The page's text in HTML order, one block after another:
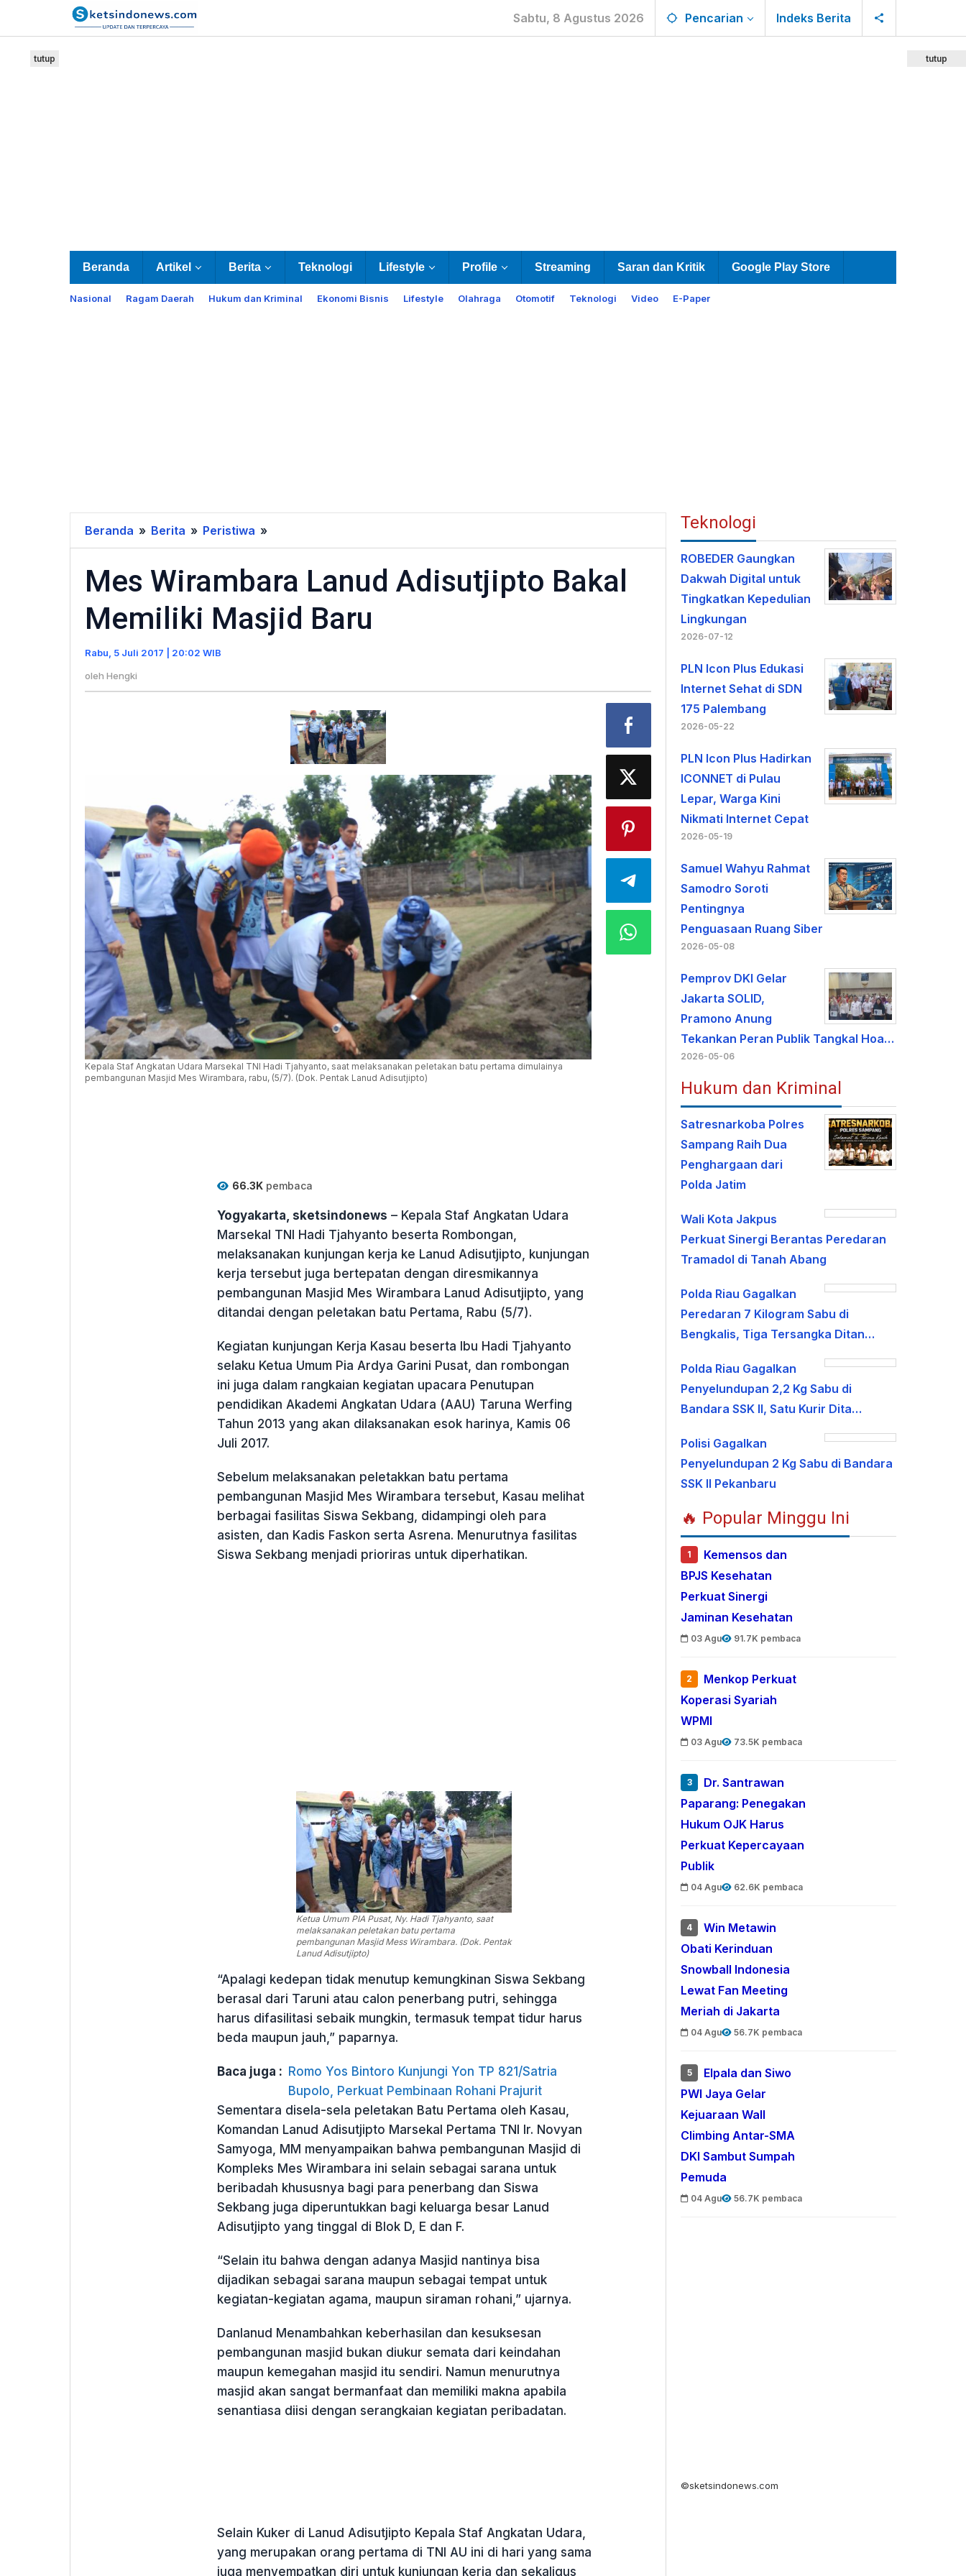
Sabtu, 8 Agustus 2026 Pencarian Indeks Berita
Beranda Artikel Berita Teknologi Lifestyle Profile Streaming Saran dan Kritik Google Play Store
Nasional Ragam Daerah Hukum dan Kriminal Ekonomi Bisnis Lifestyle Olahraga Otomotif Teknologi Video E-Paper
tutup tutup
Beranda » Berita » Peristiwa »
Wirambara
Adisutjipto
Bakal
Memiliki
Mes Wirambara Lanud Adisutjipto Bakal
Memiliki Masjid Baru
Rabu, 5 Juli 2017 | 20:02 WIB
oleh Hengki
Kepala Staf Angkatan Udara Marsekal TNI Hadi Tjahyanto, saat melaksanakan peletakan batu pertama dimulainya
pembangunan Masjid Mes Wirambara, rabu, (5/7). (Dok. Pentak Lanud Adisutjipto)
66.3Kpembaca
Yogyakarta, sketsindonews – Kepala Staf Angkatan Udara
Marsekal TNI Hadi Tjahyanto beserta Rombongan,
melaksanakan kunjungan kerja ke Lanud Adisutjipto, kunjungan
kerja tersebut juga bertepatan dengan diresmikannya
pembangunan Masjid Mes Wirambara Lanud Adisutjipto, yang
ditandai dengan peletakan batu Pertama, Rabu (5/7).
Kegiatan kunjungan Kerja Kasau beserta Ibu Hadi Tjahyanto
selaku Ketua Umum Pia Ardya Garini Pusat, dan rombongan
ini juga dalam rangkaian kegiatan upacara Penutupan
pendidikan Akademi Angkatan Udara (AAU) Taruna Werfing
Tahun 2013 yang akan dilaksanakan esok harinya, Kamis 06
Juli 2017.
Sebelum melaksanakan peletakkan batu pertama
pembangunan Masjid Mes Wirambara tersebut, Kasau melihat
berbagai fasilitas Siswa Sekbang, didampingi oleh para
asisten, dan Kadis Faskon serta Asrena. Menurutnya fasilitas
Siswa Sekbang menjadi prioriras untuk diperhatikan.
Ketua Umum PIA Pusat, Ny. Hadi Tjahyanto, saat
melaksanakan peletakan batu pertama
pembangunan Masjid Mess Wirambara. (Dok. Pentak
Lanud Adisutjipto)
“Apalagi kedepan tidak menutup kemungkinan Siswa Sekbang
berasal dari Taruni atau calon penerbang putri, sehingga
harus difasilitasi sebaik mungkin, termasuk tempat tidur harus
beda maupun jauh,” paparnya.
Baca juga : Romo Yos Bintoro Kunjungi Yon TP 821/Satria
Bupolo, Perkuat Pembinaan Rohani Prajurit
Sementara disela-sela peletakan Batu Pertama oleh Kasau,
Komandan Lanud Adisutjipto Marsekal Pertama TNI Ir. Novyan
Samyoga, MM menyampaikan bahwa pembangunan Masjid di
Kompleks Mes Wirambara ini selain sebagai sarana untuk
beribadah khususnya bagi para penerbang dan Siswa
Sekbang juga diperuntukkan bagi keluarga besar Lanud
Adisutjipto yang tinggal di Blok D, E dan F.
“Selain itu bahwa dengan adanya Masjid nantinya bisa
dijadikan sebagai sarana maupun sebagai tempat untuk
kegiatan-kegiatan agama, maupun siraman rohani,” ujarnya.
Danlanud Menambahkan keberhasilan dan kesuksesan
pembangunan masjid bukan diukur semata dari keindahan
maupun kemegahan masjid itu sendiri. Namun menurutnya
masjid akan sangat bermanfaat dan memiliki makna apabila
senantiasa diisi dengan serangkaian kegiatan peribadatan.
Selain Kuker di Lanud Adisutjipto Kepala Staf Angkatan Udara,
yang merupakan orang pertama di TNI AU ini di hari yang sama
juga menyempatkan diri untuk kunjungan kerja dan sekaligus
Teknologi
ROBEDER Gaungkan
Dakwah Digital untuk
Tingkatkan Kepedulian
Lingkungan
2026-07-12
PLN Icon Plus Edukasi
Internet Sehat di SDN
175 Palembang
2026-05-22
PLN Icon Plus Hadirkan
ICONNET di Pulau
Lepar, Warga Kini
Nikmati Internet Cepat
2026-05-19
Samuel Wahyu Rahmat
Samodro Soroti
Pentingnya
Penguasaan Ruang Siber
2026-05-08
Pemprov DKI Gelar
Jakarta SOLID,
Pramono Anung
Tekankan Peran Publik Tangkal Hoa…
2026-05-06
Hukum dan Kriminal
Satresnarkoba Polres
Sampang Raih Dua
Penghargaan dari
Polda Jatim
Wali Kota Jakpus
Perkuat Sinergi Berantas Peredaran
Tramadol di Tanah Abang
Polda Riau Gagalkan
Peredaran 7 Kilogram Sabu di
Bengkalis, Tiga Tersangka Ditan…
Polda Riau Gagalkan
Penyelundupan 2,2 Kg Sabu di
Bandara SSK II, Satu Kurir Dita…
Polisi Gagalkan
Penyelundupan 2 Kg Sabu di Bandara
SSK II Pekanbaru
🔥 Popular Minggu Ini
1
Kemensos dan
BPJS Kesehatan
Perkuat Sinergi
Jaminan Kesehatan
03 Agu 91.7K pembaca
2
Menkop Perkuat
Koperasi Syariah
WPMI
03 Agu 73.5K pembaca
3
Dr. Santrawan
Paparang: Penegakan
Hukum OJK Harus
Perkuat Kepercayaan
Publik
04 Agu 62.6K pembaca
4
Win Metawin
Obati Kerinduan
Snowball Indonesia
Lewat Fan Meeting
Meriah di Jakarta
04 Agu 56.7K pembaca
5
Elpala dan Siwo
PWI Jaya Gelar
Kejuaraan Wall
Climbing Antar-SMA
DKI Sambut Sumpah
Pemuda
04 Agu 56.7K pembaca
©sketsindonews.com